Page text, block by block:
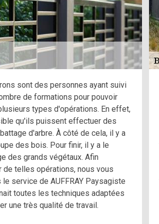
sont des personnes ayant suivi
de formations pour pouvoir
types d'opérations. En effet,
qu'ils puissent effectuer des
d'arbre. À côté de cela, il y a
des bois. Pour finir, il y a le
des grands végétaux. Afin
de telles opérations, nous vous
service de AUFFRAY Paysagiste
toutes les techniques adaptées
une très qualité de travail.